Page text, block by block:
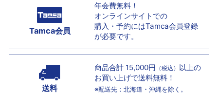
Tamca会員
年会費無料！
オンラインサイトでの
購入・予約にはTamca会員登録
が必要です。
送料
商品合計 15,000円 （税込） 以上の
お買い上げで送料無料！
※配送先：北海道・沖縄を除く。